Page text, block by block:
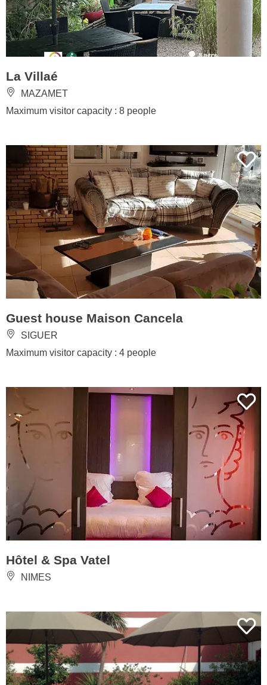
La Villaé
MAZAMET
Maximum visitor capacity : 8 people
Guest house Maison Cancela
SIGUER
Maximum visitor capacity : 4 people
Hôtel & Spa Vatel
NIMES